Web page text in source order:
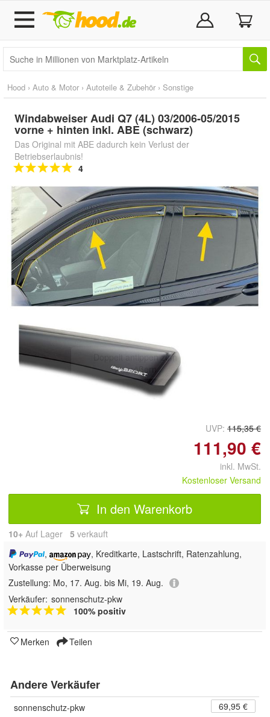
Hood › Auto & Motor › Autoteile & Zubehör › Sonstige
Windabweiser Audi Q7 (4L) 03/2006-05/2015
vorne + hinten inkl. ABE (schwarz)
Das Original mit ABE dadurch kein Verlust der
Betriebserlaubnis!
4
Doppelt antippen zum
vergrößern
UVP: 115,35 €
111,90 €
inkl. MwSt.
Kostenloser Versand
In den Warenkorb
10+ Auf Lager 5 verkauft
,
, Kreditkarte, Lastschrift, Ratenzahlung,
Vorkasse per Überweisung
Zustellung: Mo, 17. Aug. bis Mi, 19. Aug.
Verkäufer: sonnenschutz-pkw
100% positiv
Merken Teilen
Andere Verkäufer
sonnenschutz-pkw
69,95 €